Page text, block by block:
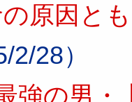
原因と
2/28）
強の男・